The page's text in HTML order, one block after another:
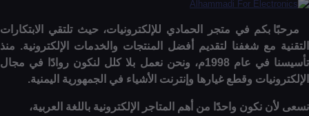
بكم في متجر الحمادي للإلكترونيات، حيث تلتقي الابتكارات
مع شغفنا لتقديم أفضل المنتجات والخدمات الإلكترونية. منذ
تأسيسنا في عام 1998م، ونحن نعمل بلا كلل لنكون روادًا في مجال
وقطع غيارها وإنترنت الأشياء في الجمهورية اليمنية.
نكون واحدًا من أهم المتاجر الإلكترونية باللغة العربية،